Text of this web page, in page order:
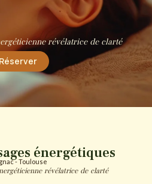
révélatrice de clarté
Réserver
énergétiques
- Toulouse
révélatrice de clarté